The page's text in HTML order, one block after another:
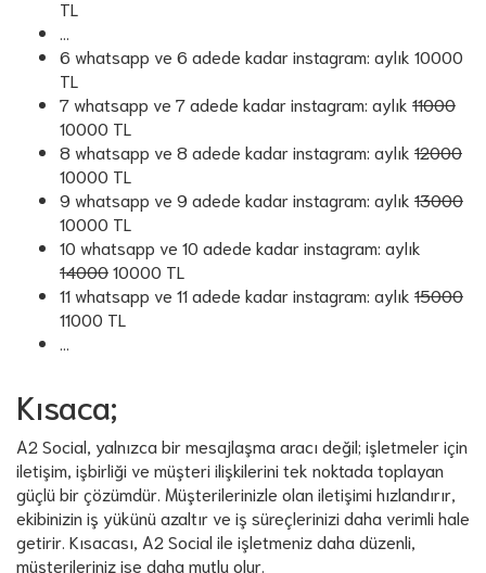
TL
6 whatsapp ve 6 adede kadar instagram: aylık 10000
TL
7 whatsapp ve 7 adede kadar instagram: aylık 11000
10000 TL
8 whatsapp ve 8 adede kadar instagram: aylık 12000
10000 TL
9 whatsapp ve 9 adede kadar instagram: aylık 13000
10000 TL
10 whatsapp ve 10 adede kadar instagram: aylık
1400010000 TL
11 whatsapp ve 11 adede kadar instagram: aylık 15000
11000 TL
Kısaca;
A2 Social, yalnızca bir mesajlaşma aracı değil; işletmeler için
iletişim, işbirliği ve müşteri ilişkilerini tek noktada toplayan
güçlü bir çözümdür. Müşterilerinizle olan iletişimi hızlandırır,
ekibinizin iş yükünü azaltır ve iş süreçlerinizi daha verimli hale
getirir. Kısacası, A2 Social ile işletmeniz daha düzenli,
müşterileriniz ise daha mutlu olur.